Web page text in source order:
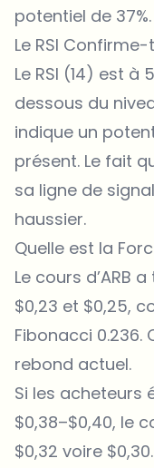
potentiel de 37%.
Le RSI
Le RSI (14) est
dessous du
indique un
présent. Le fait
sa ligne de
haussier.
Quelle est la
Le cours d’ARB a
$0,23 et $0,25,
Fibonacci 0.236.
rebond actuel.
Si les acheteurs
$0,38–$0,40, le
$0,32 voire